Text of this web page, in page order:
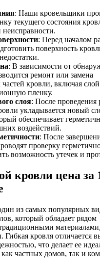
: Наши кровельщики
текущего состояния
: Перед началом
поверхность
: В зависимости от
ремонт или замена
кровли, включая слой
пленку.
слоя: После проведения
укладывается новый
обеспечивает
воздействий.
: После
проверку
возможность утечек и
кровли цена за
из самых популярных
который обладает рядом
Гибкая кровля отличается
что делает ее
частных домов, так и